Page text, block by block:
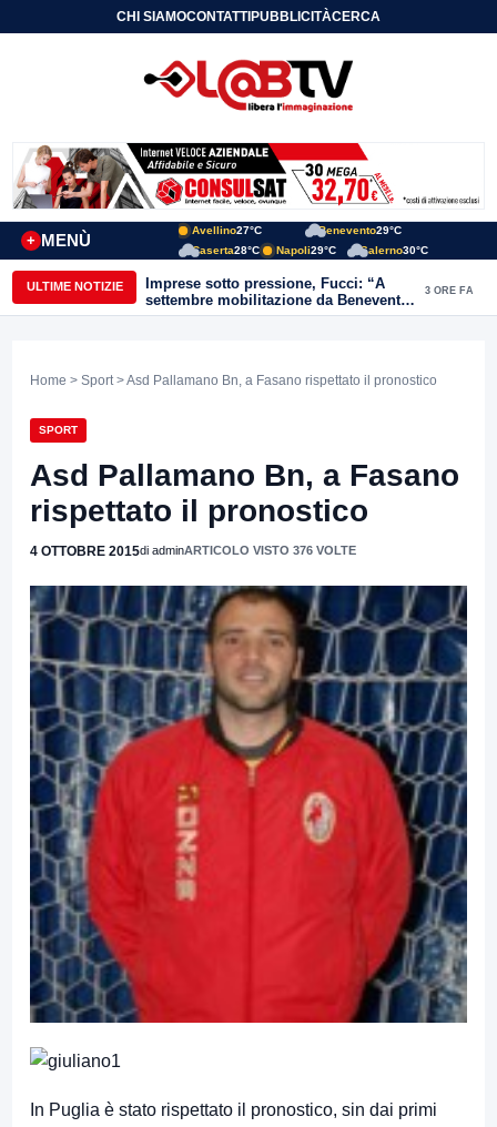
CHI SIAMOCONTATTIPUBBLICITÀCERCA
MENÙ
+
Avellino27°C Benevento29°C
Caserta28°C Napoli29°C Salerno30°C
ULTIME NOTIZIE
Imprese sotto pressione, Fucci: “A
settembre mobilitazione da Benevento
e Avellino”
3 ORE FA
Home > Sport > Asd Pallamano Bn, a Fasano rispettato il pronostico
SPORT
Asd Pallamano Bn, a Fasano
rispettato il pronostico
4 OTTOBRE 2015di adminARTICOLO VISTO 376 VOLTE
In Puglia è stato rispettato il pronostico, sin dai primi